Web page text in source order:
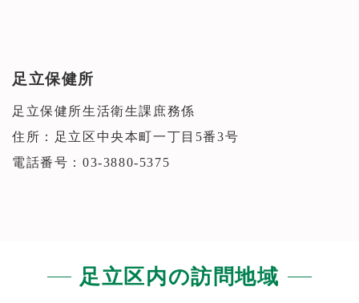
(前日24時間以前のお取り消しや、日時ご変更は
可能な限り無料にて承ります)
尚、同様に弊社都合（不測の事故や設備故障
等）により伺えない場合も￥10000の違約金をお
支払い致します。
勤時間帯や休日前土曜日等はお伺い出来ない場
合がございます。
足立保健所
足立保健所生活衛生課庶務係
住所：足立区中央本町一丁目5番3号
電話番号：03-3880-5375
足立区内の訪問地域